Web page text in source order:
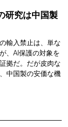
研究は中国製
輸入禁止は、単な
、AI保護の対象を
拠だ。だが皮肉な
中国製の安価な機